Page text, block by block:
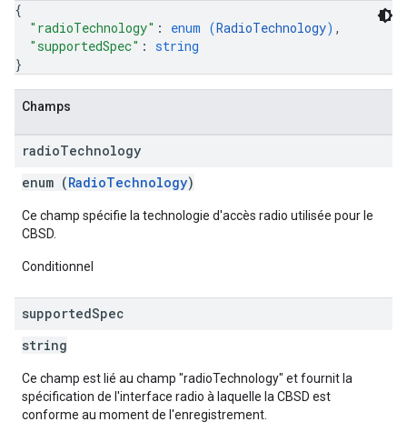
{
"radioTechnology" : enum (RadioTechnology) ,
"supportedSpec" : string
}
Champs
radioTechnology
enum (RadioTechnology)
Ce champ spécifie la technologie d'accès radio utilisée pour le
CBSD.
Conditionnel
supportedSpec
string
Ce champ est lié au champ "radioTechnology" et fournit la
spécification de l'interface radio à laquelle la CBSD est
conforme au moment de l'enregistrement.